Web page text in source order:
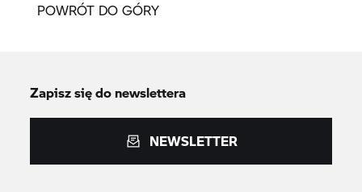
POWRÓT DO GÓRY
Zapisz się do newslettera
NEWSLETTER